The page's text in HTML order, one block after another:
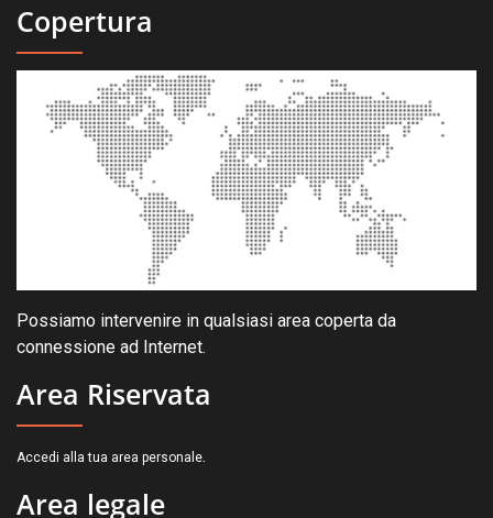
Copertura
Possiamo intervenire in qualsiasi area coperta da
connessione ad Internet.
Area Riservata
Accedi alla tua area personale.
Area legale